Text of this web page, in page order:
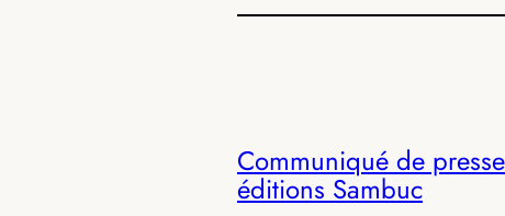
Communiqué de
éditions Sambuc